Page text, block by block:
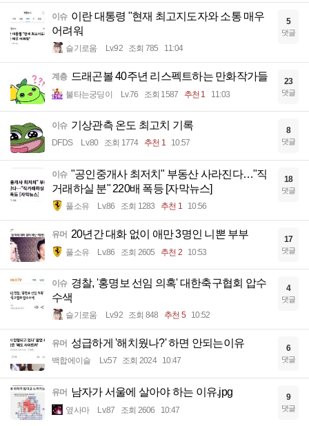
이슈 이란 대통령 "현재 최고지도자와 소통 매우
어려워
슬기로움 Lv.92 조회 785 11:04
5
댓글
계층 드래곤볼 40주년 리스펙트하는 만화작가들
불타는궁딩이 Lv.76 조회 1587 추천 1 11:03
23
댓글
이슈 기상관측 온도 최고치 기록
DFDS Lv.80 조회 1774 추천 1 10:57
8
댓글
이슈 "공인중개사 최저치" 부동산 사라진다…"직
거래하실 분" 220배 폭등 [자막뉴스]
풀소유 Lv.86 조회 1283 추천 1 10:56
18
댓글
유머 20년간 대화 없이 애만 3명인 니뽄 부부
풀소유 Lv.86 조회 2605 추천 2 10:53
17
댓글
이슈 경찰, '홍명보 선임 의혹' 대한축구협회 압수
수색
슬기로움 Lv.92 조회 848 추천 5 10:52
4
댓글
유머 성급하게 '해치웠나?' 하면 안되는이유
백합에이슬 Lv.57 조회 2024 10:47
6
댓글
유머 남자가 서울에 살아야 하는 이유.jpg
옆사마 Lv.87 조회 2606 10:47
9
댓글